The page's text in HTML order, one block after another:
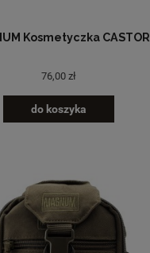
Kosmetyczka CASTOR
76,00 zł
do koszyka